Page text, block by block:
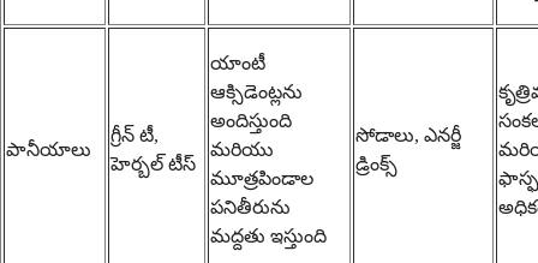
పానీయాలు
గ్రీన్ టీ,
హెర్బల్ టీస్
యాంటీ
ఆక్సిడెంట్లను
అందిస్తుంది
మరియు
మూత్రపిండాల
పనితీరును
మద్దతు ఇస్తుంది
సోడాలు, ఎనర్జీ
డ్రింక్స్